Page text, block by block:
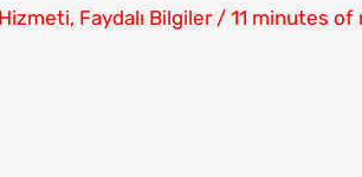
, Faydalı Bilgiler/ 11 minutes of